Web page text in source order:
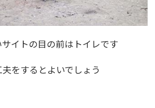
イトの目の前はトイレです
をするとよいでしょう